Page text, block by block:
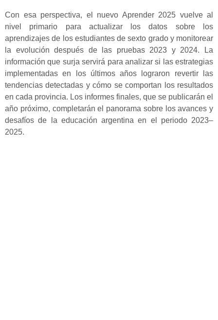
Con esa perspectiva, el nuevo Aprender 2025 vuelve al
nivel primario para actualizar los datos sobre los
aprendizajes de los estudiantes de sexto grado y monitorear
la evolución después de las pruebas 2023 y 2024. La
información que surja servirá para analizar si las estrategias
implementadas en los últimos años lograron revertir las
tendencias detectadas y cómo se comportan los resultados
en cada provincia. Los informes finales, que se publicarán el
año próximo, completarán el panorama sobre los avances y
desafíos de la educación argentina en el periodo 2023–
2025.